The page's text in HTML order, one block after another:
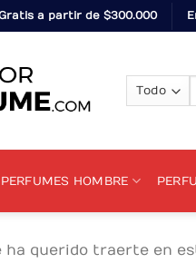
a partir de $300.000
PERFUMES HOMBRE
ha querido traerte en